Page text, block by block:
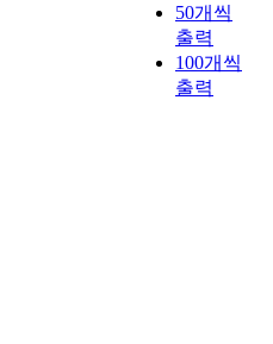
50개씩
출력
100개씩
출력